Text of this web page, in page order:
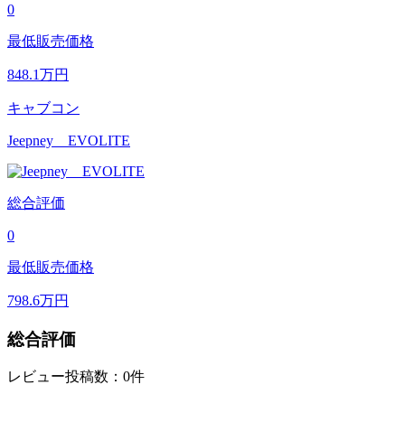
0
最低販売価格
848.1万円
キャブコン
Jeepney EVOLITE
総合評価
0
最低販売価格
798.6万円
総合評価
レビュー投稿数：0件